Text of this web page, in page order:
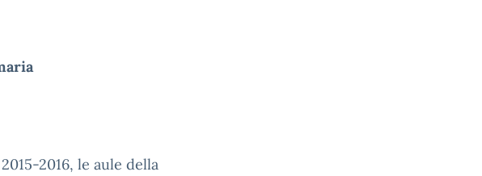
2016, le aule della